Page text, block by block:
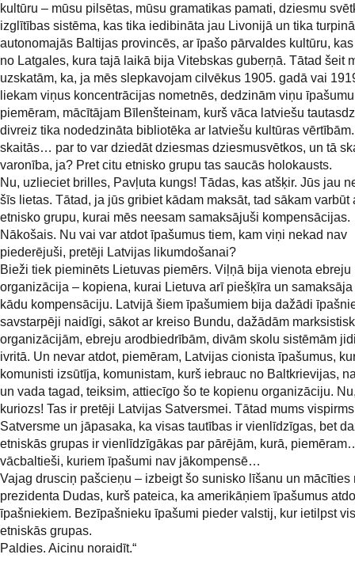
kultūru – mūsu pilsētas, mūsu gramatikas pamati, dziesmu
izglītības sistēma, kas tika iedibināta jau Livonijā un tika
autonomajās Baltijas provincēs, ar īpašo pārvaldes kultūru,
no Latgales, kura tajā laikā bija Vitebskas guberņā. Tātad šeit
uzskatām, ka, ja mēs slepkavojam cilvēkus 1905. gadā vai
liekam viņus koncentrācijas nometnēs, dedzinām viņu
piemēram, mācītājam Bīlenšteinam, kurš vāca latviešu
divreiz tika nodedzināta bibliotēka ar latviešu kultūras
skaitās… par to var dziedāt dziesmas dziesmusvētkos, un tā
varonība, ja? Pret citu etnisko grupu tas saucās holokausts.
Nu, uzlieciet brilles, Pavļuta kungs! Tādas, kas atšķir. Jūs jau
šīs lietas. Tātad, ja jūs gribiet kādam maksāt, tad sākam varbūt
etnisko grupu, kurai mēs neesam samaksājuši kompensācijas.
Nākošais. Nu vai var atdot īpašumus tiem, kam viņi nekad nav
piederējuši, pretēji Latvijas likumdošanai?
Bieži tiek pieminēts Lietuvas piemērs. Viļņā bija vienota ebreju
organizācija – kopiena, kurai Lietuva arī piešķīra un samaksāja
kādu kompensāciju. Latvijā šiem īpašumiem bija dažādi
savstarpēji naidīgi, sākot ar kreiso Bundu, dažādām
organizācijām, ebreju arodbiedrībām, divām skolu sistēmām
ivritā. Un nevar atdot, piemēram, Latvijas cionista īpašumus,
komunisti izsūtīja, komunistam, kurš iebrauc no Baltkrievijas,
un vada tagad, teiksim, attiecīgo šo te kopienu organizāciju.
kuriozs! Tas ir pretēji Latvijas Satversmei. Tātad mums
Satversme un jāpasaka, ka visas tautības ir vienlīdzīgas, bet
etniskās grupas ir vienlīdzīgākas par pārējām, kurā,
vācbaltieši, kuriem īpašumi nav jākompensē…
Vajag drusciņ pašcieņu – izbeigt šo sunisko līšanu un mācīties
prezidenta Dudas, kurš pateica, ka amerikāņiem īpašumus
īpašniekiem. Bezīpašnieku īpašumi pieder valstij, kur ietilpst
etniskās grupas.
Paldies. Aicinu noraidīt.“